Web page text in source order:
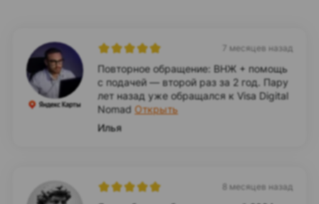
7 месяцев назад
Повторное обращение: ВНЖ + помощь
с подачей — второй раз за 2 год. Пару
лет назад уже обращался к Visa Digital
Nomad Открыть
Илья
8 месяцев назад